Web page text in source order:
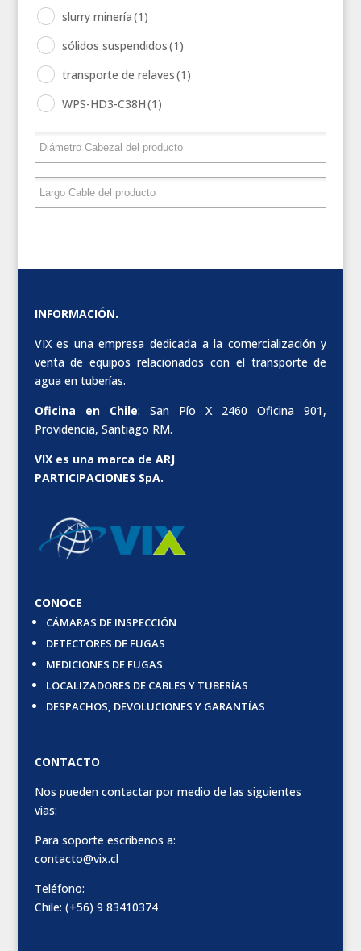
slurry minería(1)
sólidos suspendidos(1)
transporte de relaves(1)
WPS-HD3-C38H(1)
INFORMACIÓN.
VIX es una empresa dedicada a la comercialización y
venta de equipos relacionados con el transporte de
agua en tuberías.
Oficina en Chile: San Pío X 2460 Oficina 901,
Providencia, Santiago RM.
VIX es una marca de ARJ
PARTICIPACIONES SpA.
CONOCE
CÁMARAS DE INSPECCIÓN
DETECTORES DE FUGAS
MEDICIONES DE FUGAS
LOCALIZADORES DE CABLES Y TUBERÍAS
DESPACHOS, DEVOLUCIONES Y GARANTÍAS
CONTACTO
Nos pueden contactar por medio de las siguientes
vías:
Para soporte escríbenos a:
contacto@vix.cl
Teléfono:
Chile: (+56) 9 83410374